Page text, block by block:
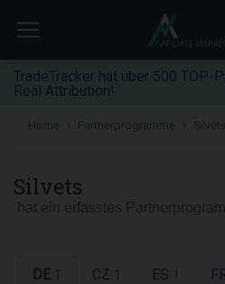
TradeTracker hat über 500 TOP-
Real Attribution!
Home Partnerprogramme
Silvets
DE CZ ES